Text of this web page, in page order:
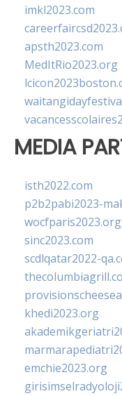
imkl2023.com
apsth2023.com
MedItRio2023.org
MEDIA
isth2022.com
p2b2pabi2023-
wocfparis2023.org
sinc2023.com
scdlqatar2022-
khedi2023.org
emchie2023.org